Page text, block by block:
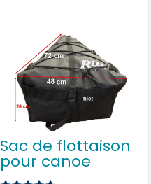
Sac de flottaison
pour canoe